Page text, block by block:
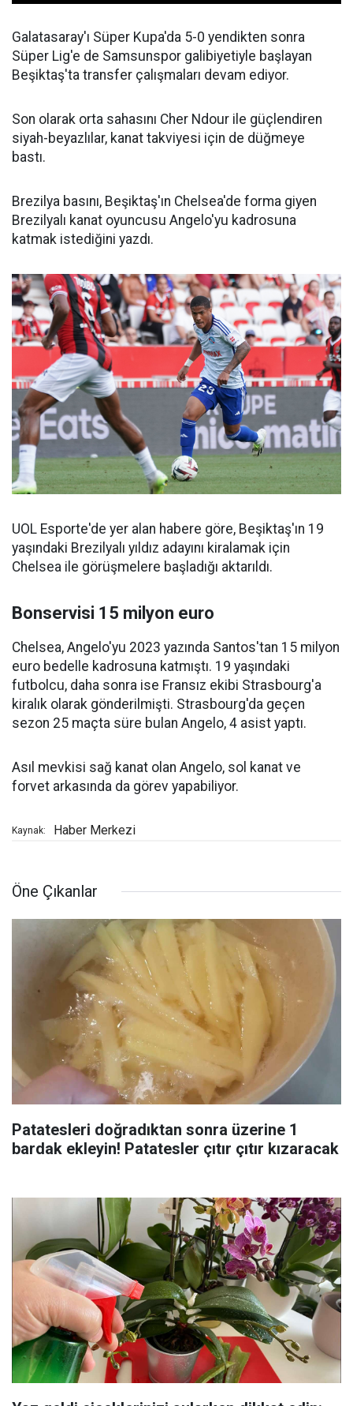
Galatasaray'ı Süper Kupa'da 5-0 yendikten sonra
Süper Lig'e de Samsunspor galibiyetiyle başlayan
Beşiktaş'ta transfer çalışmaları devam ediyor.
Son olarak orta sahasını Cher Ndour ile güçlendiren
siyah-beyazlılar, kanat takviyesi için de düğmeye
bastı.
Brezilya basını, Beşiktaş'ın Chelsea'de forma giyen
Brezilyalı kanat oyuncusu Angelo'yu kadrosuna
katmak istediğini yazdı.
UOL Esporte'de yer alan habere göre, Beşiktaş'ın 19
yaşındaki Brezilyalı yıldız adayını kiralamak için
Chelsea ile görüşmelere başladığı aktarıldı.
Bonservisi 15 milyon euro
Chelsea, Angelo'yu 2023 yazında Santos'tan 15 milyon
euro bedelle kadrosuna katmıştı. 19 yaşındaki
futbolcu, daha sonra ise Fransız ekibi Strasbourg'a
kiralık olarak gönderilmişti. Strasbourg'da geçen
sezon 25 maçta süre bulan Angelo, 4 asist yaptı.
Asıl mevkisi sağ kanat olan Angelo, sol kanat ve
forvet arkasında da görev yapabiliyor.
Kaynak: Haber Merkezi
Öne Çıkanlar
Patatesleri doğradıktan sonra üzerine 1
bardak ekleyin! Patatesler çıtır çıtır kızaracak